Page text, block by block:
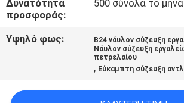
ΈΝΑ
ΑΠΌΣΠΑΣΜΑ
WEBSITE
Δυνατότητα
προσφοράς:
500 σύνολα το μήνα
Υψηλό φως: B24 νάυλον σύζευξη
Νάυλον σύζευξη
πετρελαίου
, Εύκαμπτη σύζευξη